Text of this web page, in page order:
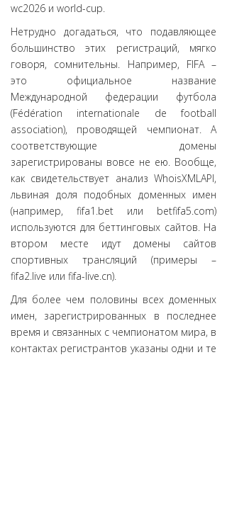
wc2026 и world-cup.
Нетрудно догадаться, что подавляющее
большинство этих регистраций, мягко
говоря, сомнительны. Например, FIFA –
это официальное название
Международной федерации футбола
(Fédération internationale de football
association), проводящей чемпионат. А
соответствующие домены
зарегистрированы вовсе не ею. Вообще,
как свидетельствует анализ WhoisXMLAPI,
львиная доля подобных доменных имен
(например, fifa1.bet или betfifa5.com)
используются для беттинговых сайтов. На
втором месте идут домены сайтов
спортивных трансляций (примеры –
fifa2.live или fifa-live.cn).
Для более чем половины всех доменных
имен, зарегистрированных в последнее
время и связанных с чемпионатом мира, в
контактах регистрантов указаны одни и те